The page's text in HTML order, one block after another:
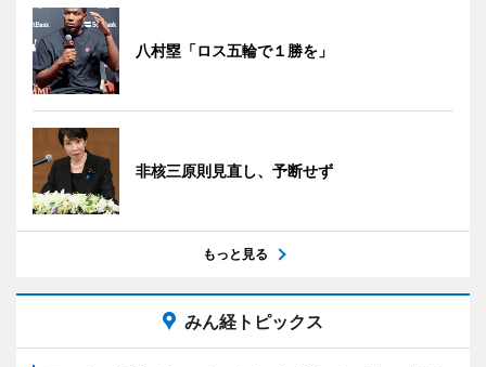
八村塁「ロス五輪で１勝を」
非核三原則見直し、予断せず
もっと見る
みん経トピックス